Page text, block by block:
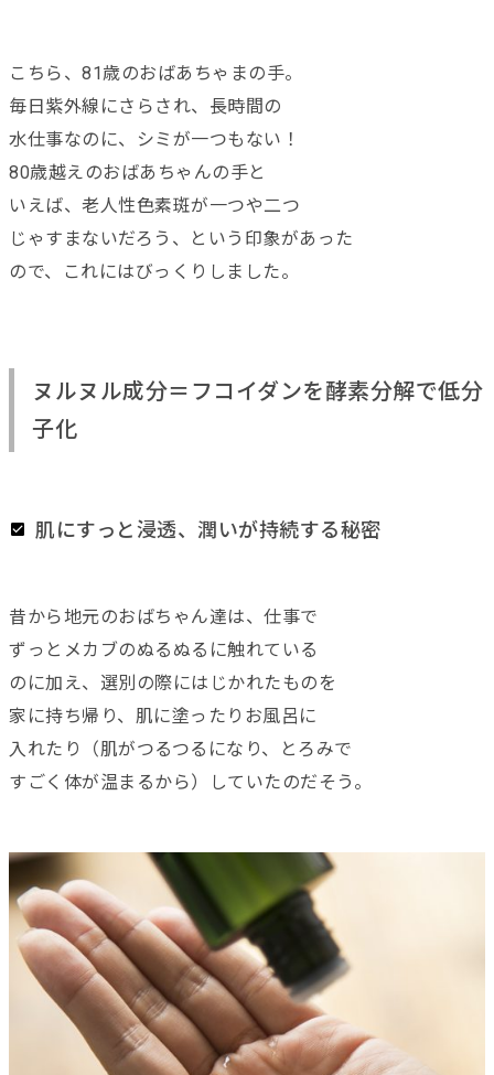
こちら、81歳のおばあちゃまの手。
毎日紫外線にさらされ、長時間の
水仕事なのに、シミが一つもない！
80歳越えのおばあちゃんの手と
いえば、老人性色素斑が一つや二つ
じゃすまないだろう、という印象があった
ので、これにはびっくりしました。
ヌルヌル成分＝フコイダンを酵素分解で低分
子化
肌にすっと浸透、潤いが持続する秘密
昔から地元のおばちゃん達は、仕事で
ずっとメカブのぬるぬるに触れている
のに加え、選別の際にはじかれたものを
家に持ち帰り、肌に塗ったりお風呂に
入れたり（肌がつるつるになり、とろみで
すごく体が温まるから）していたのだそう。